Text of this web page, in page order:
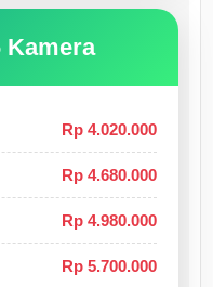
Kamera
Rp 4.020.000
Rp 4.680.000
Rp 4.980.000
Rp 5.700.000